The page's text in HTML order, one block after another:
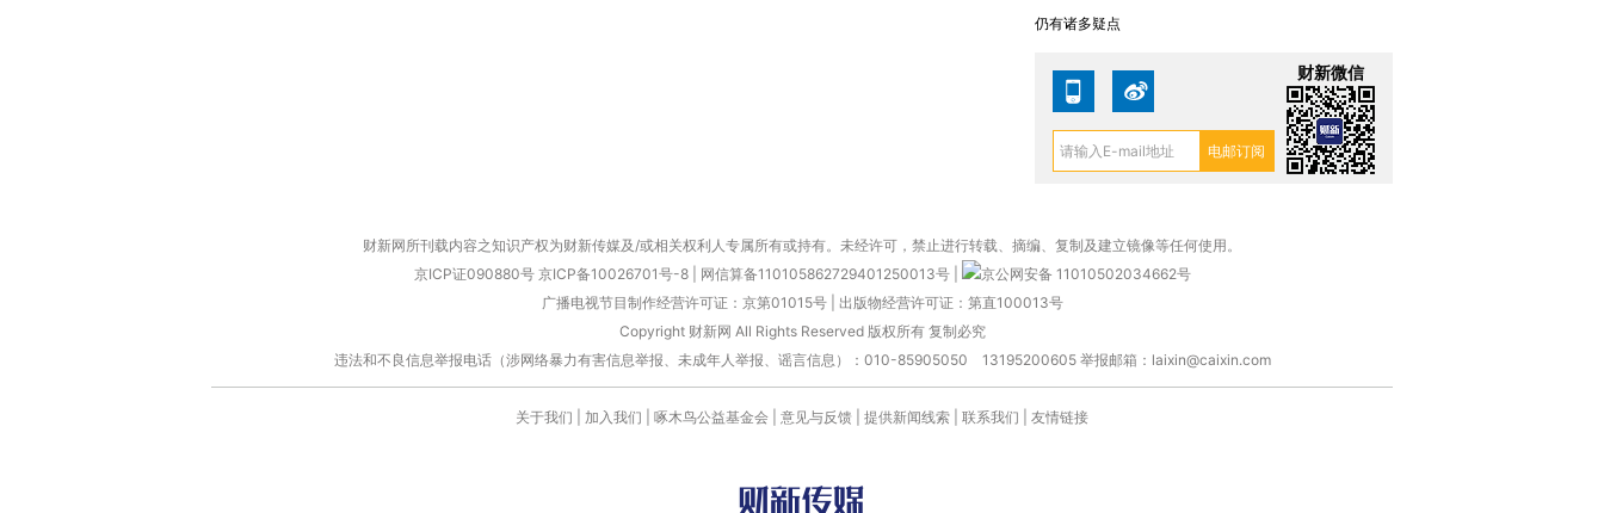
仍有诸多疑点
财新微信
财新网所刊载内容之知识产权为财新传媒及/或相关权利人专属所有或持有。未经许可，禁止进行转载、摘编、复制及建立镜像等任何使用。
京ICP证090880号 京ICP备10026701号-8 网信算备110105862729401250013号
京公网安备 11010502034662号
广播电视节目制作经营许可证：京第01015号| 出版物经营许可证：第直100013号
Copyright 财新网 All Rights Reserved 版权所有 复制必究
违法和不良信息举报电话（涉网络暴力有害信息举报、未成年人举报、谣言信息）：010-85905050 13195200605 举报邮箱：laixin@caixin.com
关于我们 加入我们 啄木鸟公益基金会 意见与反馈 提供新闻线索 联系我们 友情链接